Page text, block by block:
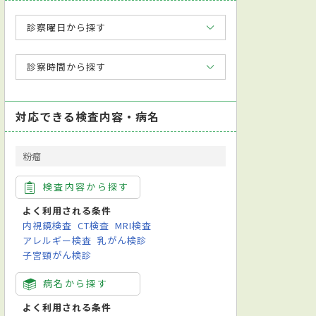
診察曜日から探す
診察時間から探す
対応できる検査内容・病名
粉瘤
検査内容から探す
よく利用される条件
内視鏡検査 CT検査 MRI検査
アレルギー検査 乳がん検診
子宮頸がん検診
病名から探す
よく利用される条件